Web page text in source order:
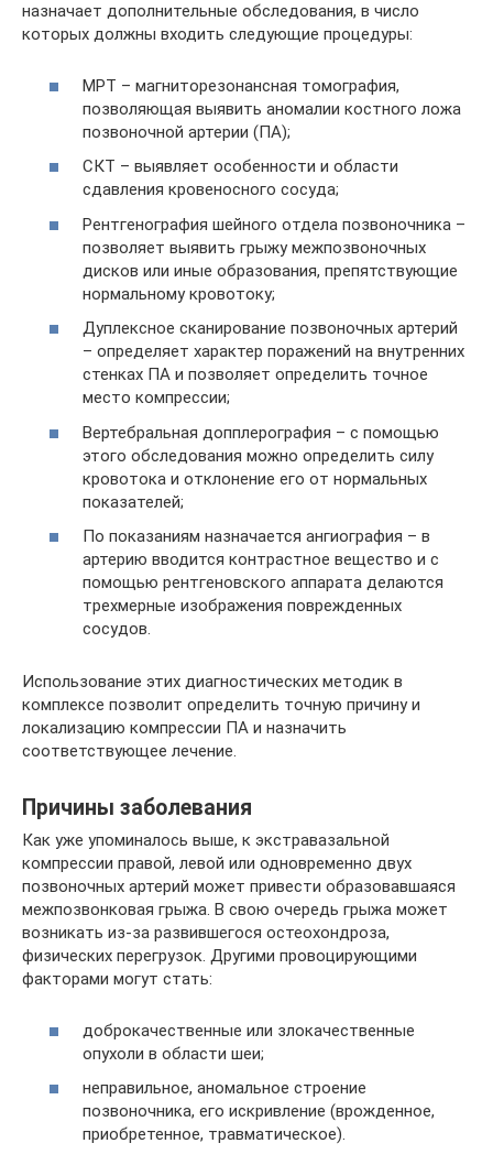
назначает дополнительные обследования, в число
которых должны входить следующие процедуры:
МРТ – магниторезонансная томография,
позволяющая выявить аномалии костного ложа
позвоночной артерии (ПА);
СКТ – выявляет особенности и области
сдавления кровеносного сосуда;
Рентгенография шейного отдела позвоночника –
позволяет выявить грыжу межпозвоночных
дисков или иные образования, препятствующие
нормальному кровотоку;
Дуплексное сканирование позвоночных артерий
– определяет характер поражений на внутренних
стенках ПА и позволяет определить точное
место компрессии;
Вертебральная допплерография – с помощью
этого обследования можно определить силу
кровотока и отклонение его от нормальных
показателей;
По показаниям назначается ангиография – в
артерию вводится контрастное вещество и с
помощью рентгеновского аппарата делаются
трехмерные изображения поврежденных
сосудов.
Использование этих диагностических методик в
комплексе позволит определить точную причину и
локализацию компрессии ПА и назначить
соответствующее лечение.
Причины заболевания
Как уже упоминалось выше, к экстравазальной
компрессии правой, левой или одновременно двух
позвоночных артерий может привести образовавшаяся
межпозвонковая грыжа. В свою очередь грыжа может
возникать из-за развившегося остеохондроза,
физических перегрузок. Другими провоцирующими
факторами могут стать:
доброкачественные или злокачественные
опухоли в области шеи;
неправильное, аномальное строение
позвоночника, его искривление (врожденное,
приобретенное, травматическое).